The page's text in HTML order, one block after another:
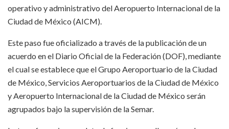
operativo y administrativo del Aeropuerto Internacional de la
Ciudad de México (AICM).
Este paso fue oficializado a través de la publicación de un
acuerdo en el Diario Oficial de la Federación (DOF), mediante
el cual se establece que el Grupo Aeroportuario de la Ciudad
de México, Servicios Aeroportuarios de la Ciudad de México
y Aeropuerto Internacional de la Ciudad de México serán
agrupados bajo la supervisión de la Semar.